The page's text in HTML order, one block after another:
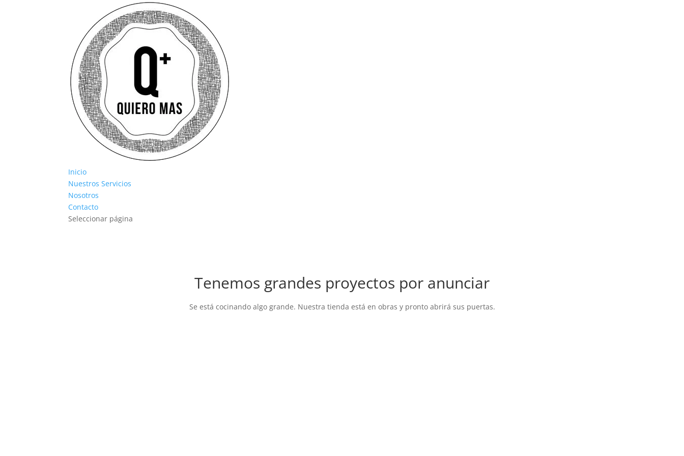
Inicio
Nuestros Servicios
Nosotros
Contacto
Seleccionar página
Tenemos grandes proyectos por anunciar
Se está cocinando algo grande. Nuestra tienda está en obras y pronto abrirá sus puertas.